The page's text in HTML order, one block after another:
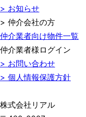
> お知らせ
> 仲介会社の方
仲介業者向け物件一覧
仲介業者様ログイン
> お問い合わせ
> 個人情報保護方針
株式会社リアル